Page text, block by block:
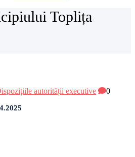
Toplița
autorității executive 0